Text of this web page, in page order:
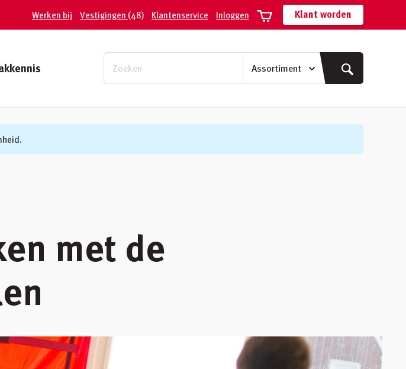
Werken bij Vestigingen (48) Klantenservice Inloggen Klant worden
met de